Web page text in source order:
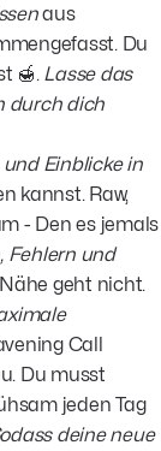
aus
Du
🍯. Lasse das
durch dich
Einblicke in
kannst. Raw,
- Den es jemals
Fehlern und
geht nicht.
Call
Du musst
jeden Tag
deine neue